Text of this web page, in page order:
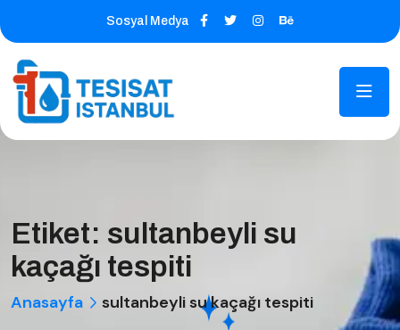
Sosyal Medya
Etiket: sultanbeyli su
kaçağı tespiti
Anasayfa sultanbeyli su kaçağı tespiti